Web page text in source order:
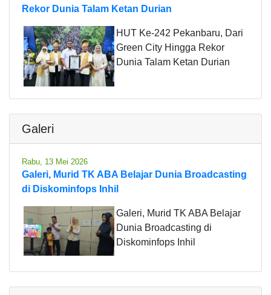
Rekor Dunia Talam Ketan Durian
HUT Ke-242 Pekanbaru, Dari
Green City Hingga Rekor
Dunia Talam Ketan Durian
Galeri
Rabu, 13 Mei 2026
Galeri, Murid TK ABA Belajar Dunia Broadcasting
di Diskominfops Inhil
Galeri, Murid TK ABA Belajar
Dunia Broadcasting di
Diskominfops Inhil